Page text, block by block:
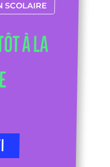
SCOLAIRE
À LA